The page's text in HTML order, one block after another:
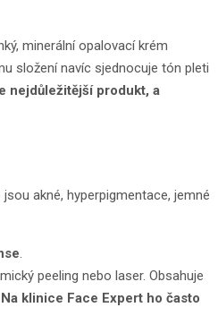
minerální opalovací krém
složení navíc sjednocuje tón pleti
nejdůležitější produkt, a
akné, hyperpigmentace, jemné
peeling nebo laser. Obsahuje
Na klinice Face Expert ho často